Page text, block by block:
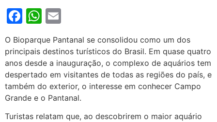
Facebook
WhatsApp
O Bioparque Pantanal se consolidou como um dos
principais destinos turísticos do Brasil. Em quase quatro
anos desde a inauguração, o complexo de aquários tem
despertado em visitantes de todas as regiões do país, e
também do exterior, o interesse em conhecer Campo
Grande e o Pantanal.
Turistas relatam que, ao descobrirem o maior aquário